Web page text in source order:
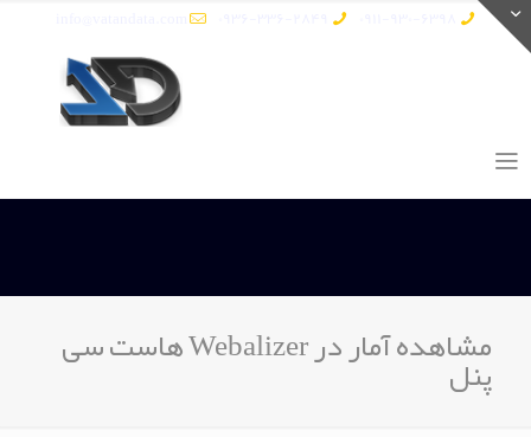
مشاهده آمار در Webalizer هاست سی پنل